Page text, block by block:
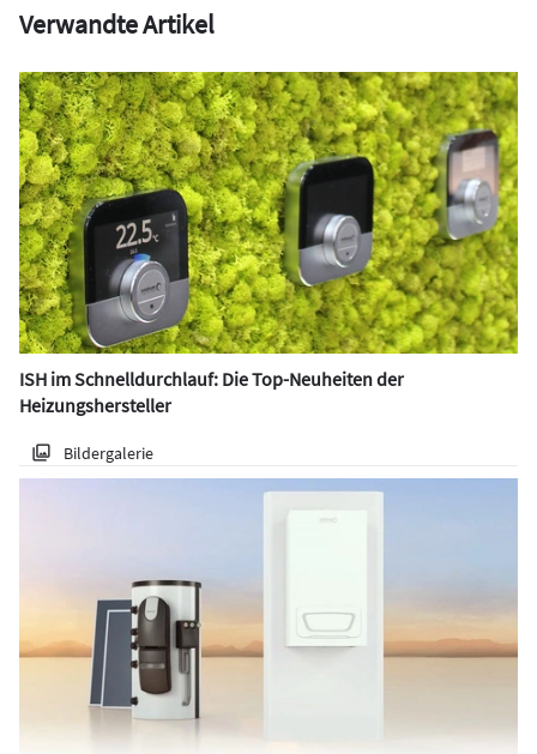
Verwandte Artikel
ISH im Schnelldurchlauf: Die Top-Neuheiten der
Heizungshersteller
Bildergalerie